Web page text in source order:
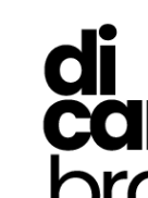
conteúdo